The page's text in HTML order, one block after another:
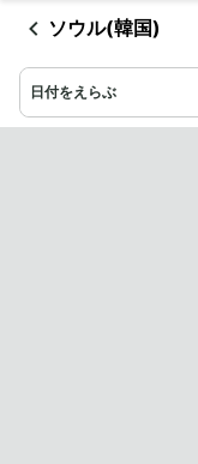
ソウル(韓国)
日付をえらぶ